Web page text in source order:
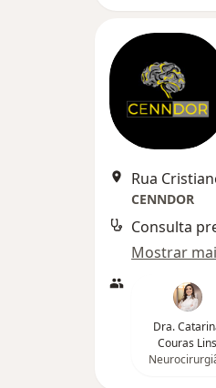
Rua
CENNDOR
Consulta
Mostrar
Dra.
Couras Lins